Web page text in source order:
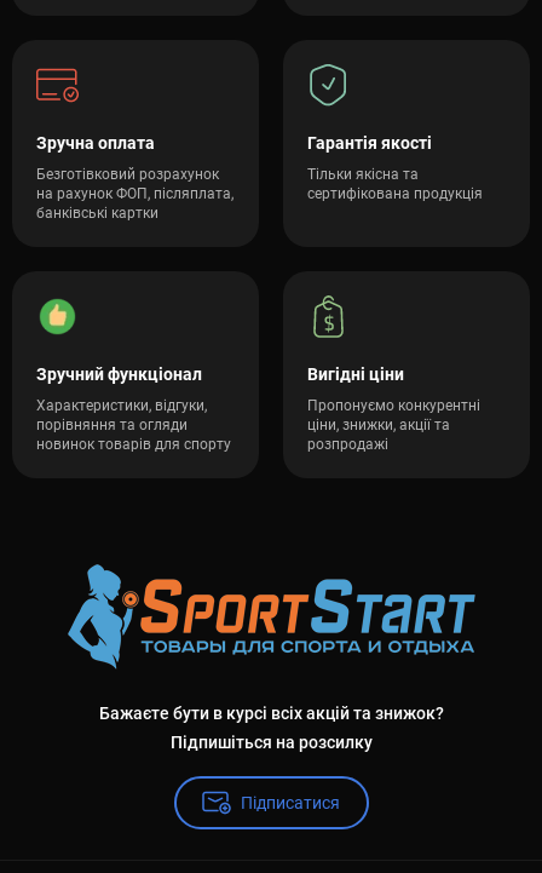
Зручна оплата
Безготівковий розрахунок
на рахунок ФОП, післяплата,
банківські картки
Гарантія якості
Тільки якісна та
сертифікована продукція
Зручний функціонал
Характеристики, відгуки,
порівняння та огляди
новинок товарів для спорту
Вигідні ціни
Пропонуємо конкурентні
ціни, знижки, акції та
розпродажі
Бажаєте бути в курсі всіх акцій та знижок?
Підпишіться на розсилку
Підписатися